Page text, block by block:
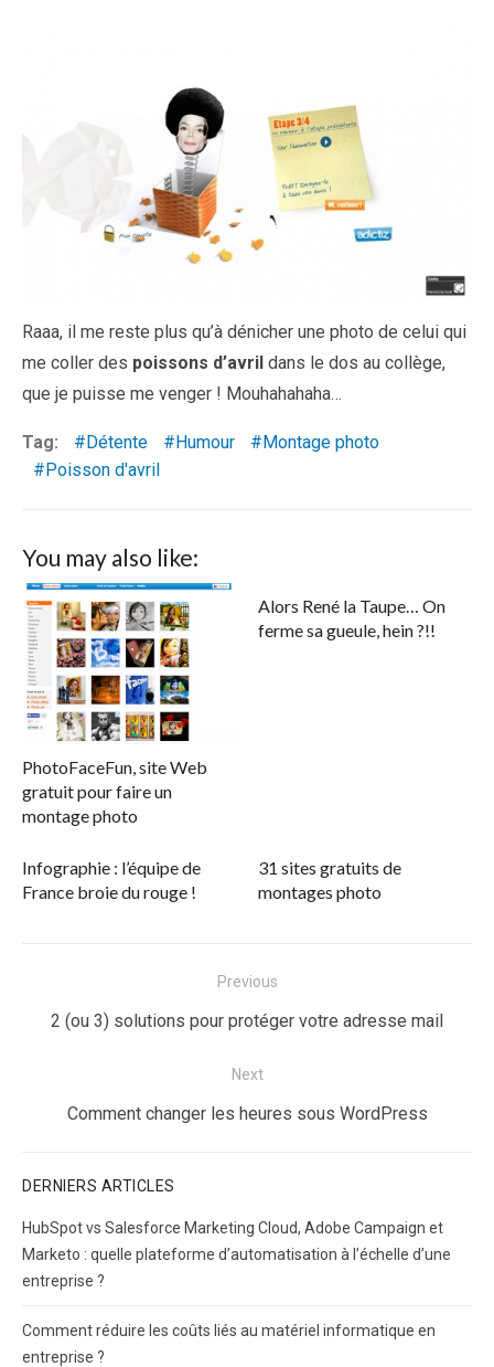
Raaa, il me reste plus qu’à dénicher une photo de celui qui
me coller des poissons d’avril dans le dos au collège,
que je puisse me venger ! Mouhahahaha…
Tag: Détente Humour
Montage photo
Poisson d'avril
You may also like:
PhotoFaceFun, site Web
gratuit pour faire un
montage photo
Alors René la Taupe… On
ferme sa gueule, hein ?!!
Infographie : l’équipe de
France broie du rouge !
31 sites gratuits de
montages photo
Previous
Previous
2 (ou 3) solutions pour protéger votre adresse mail
Next
Next
Comment changer les heures sous WordPress
DERNIERS ARTICLES
HubSpot vs Salesforce Marketing Cloud, Adobe Campaign et
Marketo : quelle plateforme d’automatisation à l’échelle d’une
entreprise ?
Comment réduire les coûts liés au matériel informatique en
entreprise ?